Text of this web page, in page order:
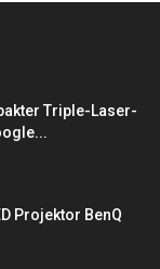
Triple-Laser-
Projektor BenQ